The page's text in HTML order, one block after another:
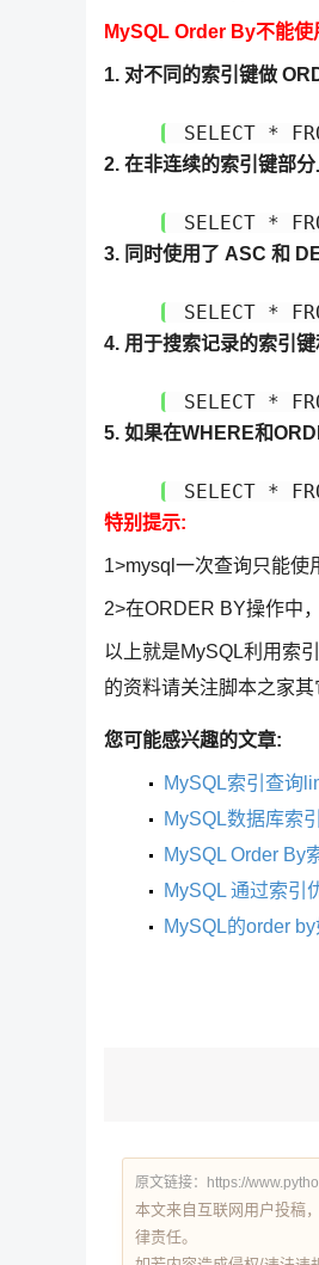
MySQL Order By不能
1. 对不同的索引键做
SELECT *
2. 在非连续的索引键部
SELECT *
3. 同时使用了 ASC 和
SELECT *
4. 用于搜索记录的索引
SELECT *
5. 如果在WHERE和
SELECT *
特别提示:
1>mysql一次查询只能使
2>在ORDER BY操作中
以上就是MySQL利用索
的资料请关注脚本之家其
您可能感兴趣的文章:
MySQL索引查询
MySQL数据库索
MySQL Order By
MySQL 通过索引
MySQL的order
原文链接：https://
本文来自互联网用户投稿
律责任。